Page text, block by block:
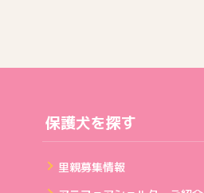
保護犬を探す
里親募集情報